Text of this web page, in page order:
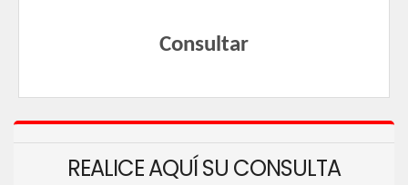
Consultar
REALICE AQUÍ SU CONSULTA